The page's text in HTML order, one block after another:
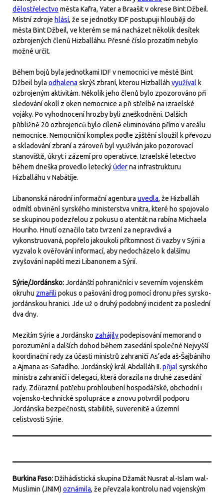
dělostřelectvo města Kafra, Yater a Braašit v okrese Bint Džbeil.
Místní zdroje hlásí, že se jednotky IDF postupuji hlouběji do
města Bint Džbeil, ve kterém se má nacházet několik desítek
ozbrojených členů Hizballáhu. Přesné číslo prozatím nebylo
možné určit.
Během bojů byla jednotkami IDF v nemocnici ve městě Bint
Džbeil byla odhalena skrýš zbraní, kterou Hizballáh využíval k
ozbrojeným aktivitám. Několik jeho členů bylo zpozorováno při
sledování okolí z oken nemocnice a při střelbě na izraelské
vojáky. Po vyhodnocení hrozby byli zneškodněni. Dalších
přibližně 20 ozbrojenců bylo cíleně eliminováno přímo v areálu
nemocnice. Nemocniční komplex podle zjištění sloužil k převozu
a skladování zbraní a zároveň byl využíván jako pozorovací
stanoviště, úkryt i zázemí pro operativce. Izraelské letectvo
během dneška provedlo leteckýúderna infrastrukturu
Hizballáhu v Nabátíje.
Libanonská národní informační agentura uvedla, že Hizballáh
odmítl obvinění syrského ministerstva vnitra, které ho spojovalo
se skupinou podezřelou z pokusu o atentát na rabína Michaela
Houriho. Hnutí označilo tato tvrzení za nepravdivá a
vykonstruovaná, popřelo jakoukoli přítomnost či vazby v Sýrii a
vyzvalo k ověřování informací, aby nedocházelo k dalšímu
zvyšování napětí mezi Libanonem a Sýrií.
Sýrie/Jordánsko:Jordánští pohraničníci v severním vojenském
okruhu zmařilipokus o pašování drog pomocí dronu přes syrsko-
jordánskou hranici. Jde už o druhý podobný incident za poslední
dva dny.
Mezitím Sýrie a Jordánsko zahájilypodepisování memorand o
porozumění a dalších dohod během zasedání společné Nejvyšší
koordinační rady za účasti ministrů zahraničí As’ada aš-Šajbáního
a Ajmana as-Safadího. Jordánský král Abdalláh II. přijal syrského
ministra zahraničí i delegaci, která dorazila na druhé zasedání
rady. Zdůraznil potřebu prohloubení hospodářské, obchodní i
vojensko-technické spolupráce a znovu potvrdil podporu
Jordánska bezpečnosti, stabilitě, suverenitě a územní
celistvosti Sýrie.
Burkina Faso:Džihádistická skupina Džamát Nusrat al-Islam wal-
Muslimin (JNIM) oznámila, že převzala kontrolu nad vojenským